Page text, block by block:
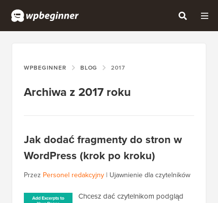
WPBEGINNER BLOG 2017
Archiwa z 2017 roku
Jak dodać fragmenty do stron w
WordPress (krok po kroku)
Przez Personel redakcyjny | Ujawnienie dla czytelników
Chcesz dać czytelnikom podgląd